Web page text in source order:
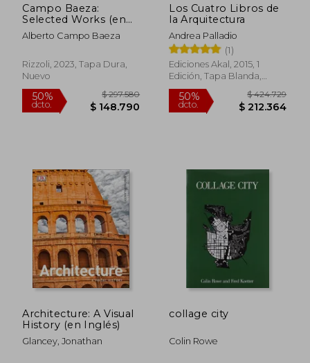
$ 79.900
50%
dcto.
Campo Baeza:
Selected Works (en
Inglés)
Alberto Campo Baeza
Rizzoli, 2023, Tapa Dura,
Nuevo
Los Cuatro Libros de
la Arquitectura
Andrea Palladio
(1)
Ediciones Akal, 2015, 1
Edición, Tapa Blanda,
Usado
Architecture: A Visual
History (en Inglés)
Glancey, Jonathan
collage city
Colin Rowe